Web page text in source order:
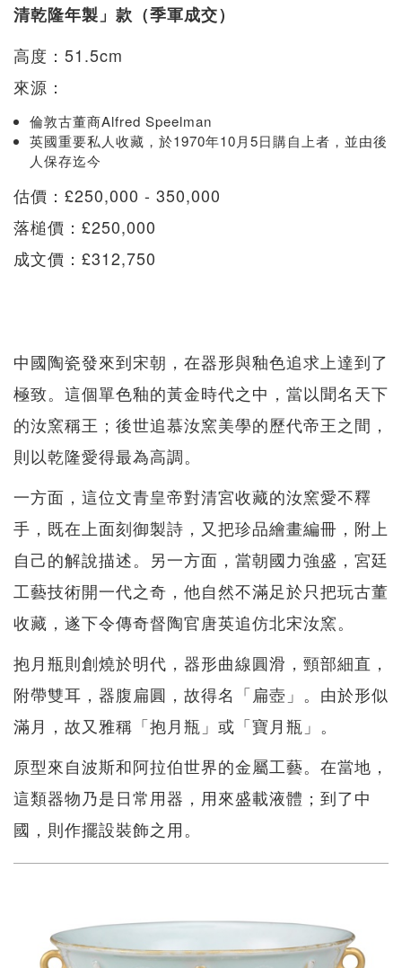
清乾隆年製」款（季軍成交）
高度：51.5cm
來源：
倫敦古董商Alfred Speelman
英國重要私人收藏，於1970年10月5日購自上者，並由後
人保存迄今
估價：£250,000 - 350,000
落槌價：£250,000
成文價：£312,750
中國陶瓷發來到宋朝，在器形與釉色追求上達到了
極致。這個單色釉的黃金時代之中，當以聞名天下
的汝窯稱王；後世追慕汝窯美學的歷代帝王之間，
則以乾隆愛得最為高調。
一方面，這位文青皇帝對清宮收藏的汝窯愛不釋
手，既在上面刻御製詩，又把珍品繪畫編冊，附上
自己的解說描述。另一方面，當朝國力強盛，宮廷
工藝技術開一代之奇，他自然不滿足於只把玩古董
收藏，遂下令傳奇督陶官唐英追仿北宋汝窯。
抱月瓶則創燒於明代，器形曲線圓滑，頸部細直，
附帶雙耳，器腹扁圓，故得名「扁壺」。由於形似
滿月，故又雅稱「抱月瓶」或「寶月瓶」。
原型來自波斯和阿拉伯世界的金屬工藝。在當地，
這類器物乃是日常用器，用來盛載液體；到了中
國，則作擺設裝飾之用。